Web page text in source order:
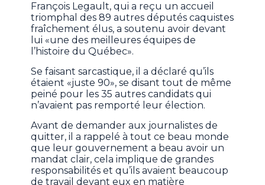
François Legault, qui a reçu un accueil
triomphal des 89 autres députés caquistes
fraîchement élus, a soutenu avoir devant
lui «une des meilleures équipes de
l’histoire du Québec».
Se faisant sarcastique, il a déclaré qu’ils
étaient «juste 90», se disant tout de même
peiné pour les 35 autres candidats qui
n’avaient pas remporté leur élection.
Avant de demander aux journalistes de
quitter, il a rappelé à tout ce beau monde
que leur gouvernement a beau avoir un
mandat clair, cela implique de grandes
responsabilités et qu’ils avaient beaucoup
de travail devant eux en matière